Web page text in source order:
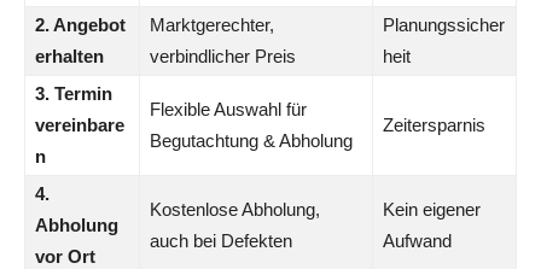
2. Angebot
erhalten
Marktgerechter,
verbindlicher Preis
Planungssicher
heit
3. Termin
vereinbare
n
Flexible Auswahl für
Begutachtung & Abholung
Zeitersparnis
4.
Abholung
vor Ort
Kostenlose Abholung,
auch bei Defekten
Kein eigener
Aufwand